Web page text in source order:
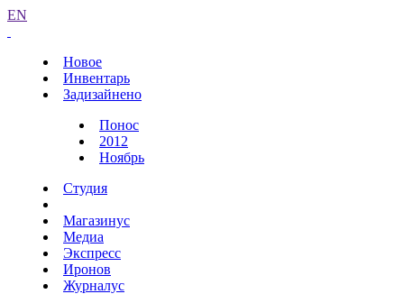
EN
Новое
Инвентарь
Задизайнено
Понос
2012
Ноябрь
Студия
Магазинус
Медиа
Экспресс
Иронов
Журналус